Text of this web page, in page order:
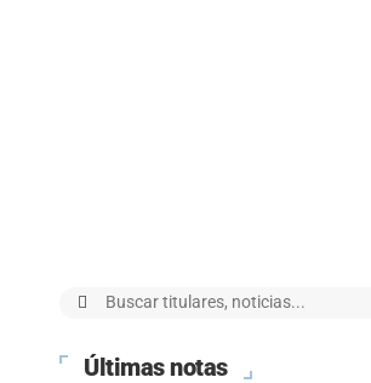
Últimas notas